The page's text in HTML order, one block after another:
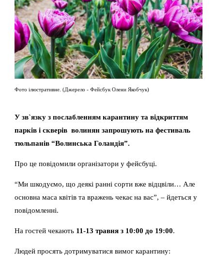
Фото ілюстративне. (Джерело - Фейсбук Олени Якобчук)
У зв`язку з послабленням карантину та відкриттям
парків і скверів волинян запрошують на фестиваль
тюльпанів “Волинська Голандія”.
Про це повідомили організатори у фейсбуці.
“Ми шкодуємо, що деякі ранні сорти вже відцвіли… Але
основна маса квітів та вражень чекає на вас”, – йдеться у
повідомленні.
На гостей чекають 11-13 травня з 10:00 до 19:00.
Людей просять дотримуватися вимог карантину: